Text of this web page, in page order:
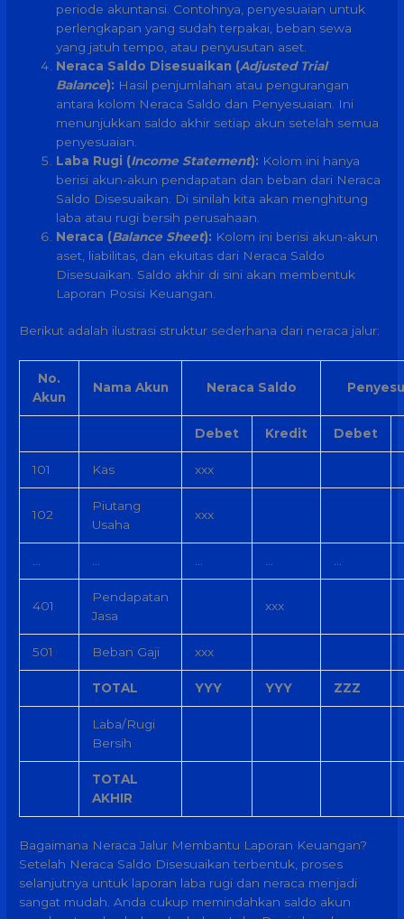
periode akuntansi. Contohnya, penyesuaian untuk
perlengkapan yang sudah terpakai, beban sewa
yang jatuh tempo, atau penyusutan aset.
Neraca Saldo Disesuaikan (Adjusted Trial
Balance): Hasil penjumlahan atau pengurangan
antara kolom Neraca Saldo dan Penyesuaian. Ini
menunjukkan saldo akhir setiap akun setelah semua
penyesuaian.
Laba Rugi (Income Statement): Kolom ini hanya
berisi akun-akun pendapatan dan beban dari Neraca
Saldo Disesuaikan. Di sinilah kita akan menghitung
laba atau rugi bersih perusahaan.
Neraca (Balance Sheet): Kolom ini berisi akun-akun
aset, liabilitas, dan ekuitas dari Neraca Saldo
Disesuaikan. Saldo akhir di sini akan membentuk
Laporan Posisi Keuangan.
Berikut adalah ilustrasi struktur sederhana dari neraca jalur:
No.
Akun
Nama Akun Neraca Saldo
Debet Kredit Debet
101 Kas xxx
102
Piutang
Usaha
xxx
… … … … …
401
Pendapatan
Jasa
xxx
501 Beban Gaji xxx
TOTAL YYY YYY ZZZ
Laba/Rugi
Bersih
TOTAL
AKHIR
Bagaimana Neraca Jalur Membantu Laporan Keuangan?
Setelah Neraca Saldo Disesuaikan terbentuk, proses
selanjutnya untuk laporan laba rugi dan neraca menjadi
sangat mudah. Anda cukup memindahkan saldo akun